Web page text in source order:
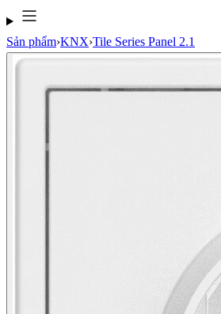
Sản phẩm›KNX›Tile Series Panel 2.1